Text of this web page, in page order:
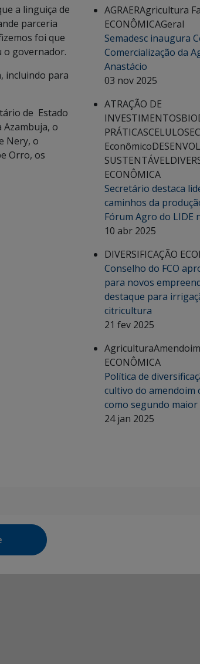
a linguiça de
parceria
foi que
o governador.
incluindo para
de Estado
Azambuja, o
Nery, o
Orro, os
AGRAERAgricultura
ECONÔMICAGeral
Semadesc inaugura
Comercialização da
Anastácio
03 nov 2025
ATRAÇÃO DE
INVESTIMENTOS
PRÁTICASCELULOSE
Econômico
SUSTENTÁVEL
ECONÔMICA
Secretário destaca
caminhos da
Fórum Agro do LIDE
10 abr 2025
DIVERSIFICAÇÃO
Conselho do FCO
para novos
destaque para
citricultura
21 fev 2025
AgriculturaAmendoim
ECONÔMICA
Política de
cultivo do amendoim
como segundo
24 jan 2025